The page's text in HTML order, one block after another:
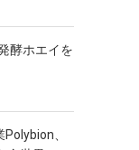
酵ホエイを
、